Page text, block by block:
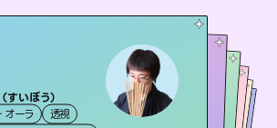
（すいぼう）
オーラ
透視
アイリス -iris-
西洋占星術 タロット
セラピスト理恵
霊視・オーラ
桃源珠羽 とうげんみう
おう 霊感オラクル